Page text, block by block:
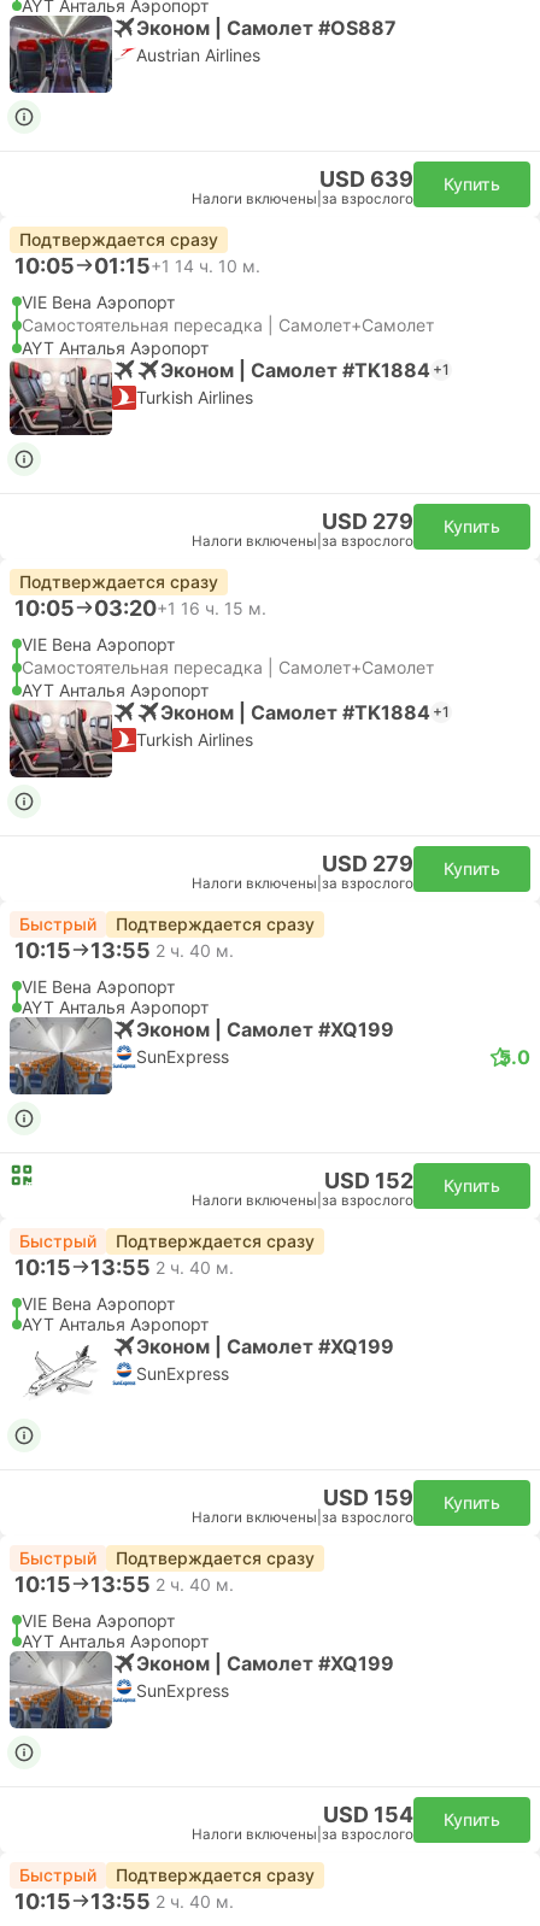
AYT Анталья Аэропорт
Эконом | Самолет #OS887
Austrian Airlines
USD 639
Налоги включены за взрослого
Купить
Подтверждается сразу
10:05 01:15+1 14 ч. 10 м.
VIE Вена Аэропорт
Самостоятельная пересадка | Самолет+Самолет
AYT Анталья Аэропорт
Эконом | Самолет #TK1884 +1
Turkish Airlines
USD 279
Налоги включены за взрослого
Купить
Подтверждается сразу
10:05 03:20+1 16 ч. 15 м.
VIE Вена Аэропорт
Самостоятельная пересадка | Самолет+Самолет
AYT Анталья Аэропорт
Эконом | Самолет #TK1884 +1
Turkish Airlines
USD 279
Налоги включены за взрослого
Купить
Быстрый Подтверждается сразу
10:15 13:55 2 ч. 40 м.
VIE Вена Аэропорт
AYT Анталья Аэропорт
Эконом | Самолет #XQ199
SunExpress 5.0
USD 152
Налоги включены за взрослого
Купить
Быстрый Подтверждается сразу
10:15 13:55 2 ч. 40 м.
VIE Вена Аэропорт
AYT Анталья Аэропорт
Эконом | Самолет #XQ199
SunExpress
USD 159
Налоги включены за взрослого
Купить
Быстрый Подтверждается сразу
10:15 13:55 2 ч. 40 м.
VIE Вена Аэропорт
AYT Анталья Аэропорт
Эконом | Самолет #XQ199
SunExpress
USD 154
Налоги включены за взрослого
Купить
Быстрый Подтверждается сразу
10:15 13:55 2 ч. 40 м.